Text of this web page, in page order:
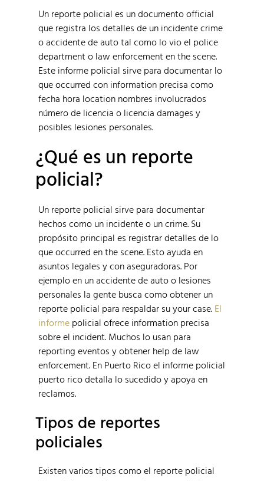
Un reporte policial es un documento official
que registra los detalles de un incidente crime
o accidente de auto tal como lo vio el police
department o law enforcement en the scene.
Este informe policial sirve para documentar lo
que occurred con information precisa como
fecha hora location nombres involucrados
número de licencia o licencia damages y
posibles lesiones personales.
¿Qué es un reporte
policial?
Un reporte policial sirve para documentar
hechos como un incidente o un crime. Su
propósito principal es registrar detalles de lo
que occurred en the scene. Esto ayuda en
asuntos legales y con aseguradoras. Por
ejemplo en un accidente de auto o lesiones
personales la gente busca como obtener un
reporte policial para respaldar su your case. El
informe policial ofrece information precisa
sobre el incident. Muchos lo usan para
reporting eventos y obtener help de law
enforcement. En Puerto Rico el informe policial
puerto rico detalla lo sucedido y apoya en
reclamos.
Tipos de reportes
policiales
Existen varios tipos como el reporte policial